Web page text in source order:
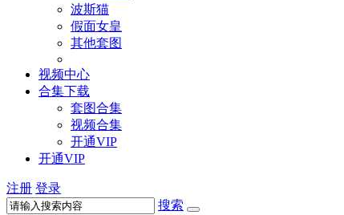
波斯猫
假面女皇
其他套图
视频中心
合集下载
套图合集
视频合集
开通VIP
开通VIP
注册 登录
搜索